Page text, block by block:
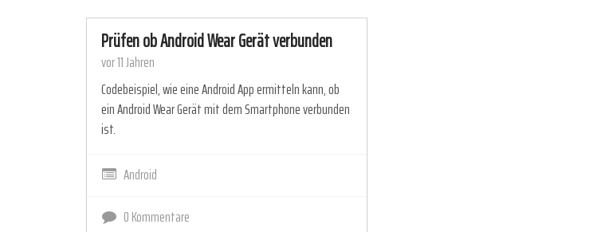
Prüfen ob Android Wear Gerät verbunden
vor 11 Jahren
Codebeispiel, wie eine Android App ermitteln kann, ob
ein Android Wear Gerät mit dem Smartphone verbunden
ist.
Android
0 Kommentare